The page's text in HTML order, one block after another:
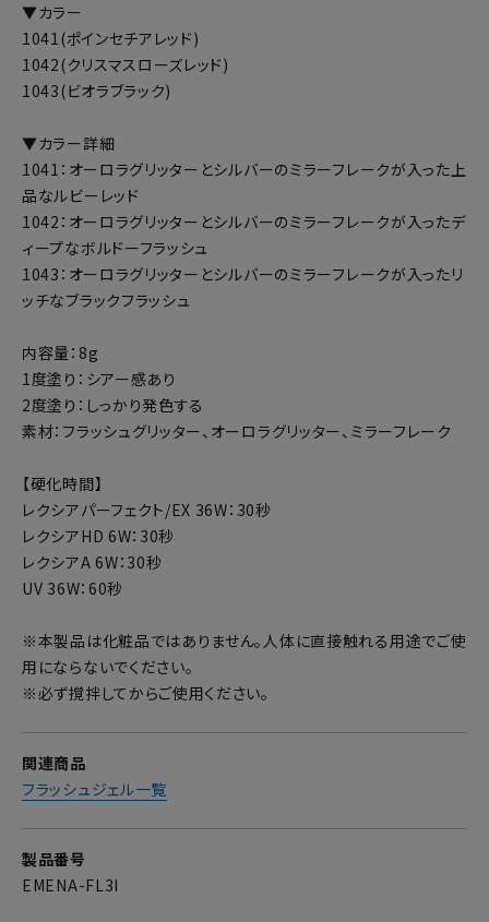
▼カラー
1041(ポインセチアレッド)
1042(クリスマスローズレッド)
1043(ビオラブラック)
▼カラー詳細
1041：オーロラグリッターとシルバーのミラーフレークが入った上
品なルビーレッド
1042：オーロラグリッターとシルバーのミラーフレークが入ったデ
ィープなボルドーフラッシュ
1043：オーロラグリッターとシルバーのミラーフレークが入ったリ
ッチなブラックフラッシュ
内容量：8g
1度塗り：シアー感あり
2度塗り：しっかり発色する
素材：フラッシュグリッター、オーロラグリッター、ミラーフレーク
【硬化時間】
レクシアパーフェクト/EX 36W：30秒
レクシアHD 6W：30秒
レクシアA 6W：30秒
UV 36W：60秒
※本製品は化粧品ではありません。人体に直接触れる用途でご使
用にならないでください。
※必ず撹拌してからご使用ください。
関連商品
フラッシュジェル一覧
製品番号
EMENA-FL3I